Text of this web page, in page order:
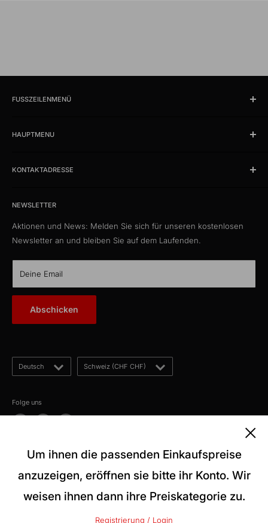
Um ihnen die passenden Einkaufspreise
anzuzeigen, eröffnen sie bitte ihr Konto. Wir
weisen ihnen dann ihre Preiskategorie zu.
Registrierung / Login
FUSSZEILENMENÜ
Öffnungszeiten und Lokalität
AGB
Versandkosten
HAUPTMENU
News
Musterkataloge
Eigenmarke
CustomCables
KabelLexikon
Über uns
Kontakt
Blog
KONTAKTADRESSE
Das Kabelportal. Persönlich. Kompetent. Seit 1997.
CH-5012 Schönenwerd
(Antwort innerhalb von 12 Stunden)
NEWSLETTER
Aktionen und News: Melden Sie sich für unseren kostenlosen
Newsletter an und bleiben Sie auf dem Laufenden.
Deine Email
Abschicken
Sprache
Deutsch Land/Region
Schweiz (CHF CHF)
Folge uns
Wir akzeptieren